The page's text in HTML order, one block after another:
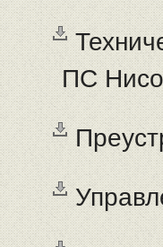
ПС